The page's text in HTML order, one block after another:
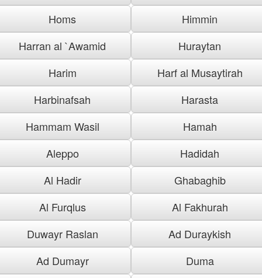
Homs
Himmin
Harran al `Awamid
Huraytan
Harim
Harf al Musaytirah
Harbinafsah
Harasta
Hammam Wasil
Hamah
Aleppo
Hadidah
Al Hadir
Ghabaghib
Al Furqlus
Al Fakhurah
Duwayr Raslan
Ad Duraykish
Ad Dumayr
Duma